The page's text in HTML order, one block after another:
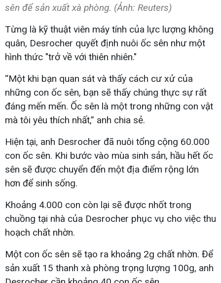
sên để sản xuất xà phòng. (Ảnh: Reuters)
Từng là kỹ thuật viên máy tính của lực lượng không
quân, Desrocher quyết định nuôi ốc sên như một
hình thức "trở về với thiên nhiên."
“Một khi bạn quan sát và thấy cách cư xử của
những con ốc sên, bạn sẽ thấy chúng thực sự rất
đáng mến mến. Ốc sên là một trong những con vật
mà tôi yêu thích nhất,” anh chia sẻ.
Hiện tại, anh Desrocher đã nuôi tổng cộng 60.000
con ốc sên. Khi bước vào mùa sinh sản, hầu hết ốc
sên sẽ được chuyển đến một địa điểm rộng lớn
hơn để sinh sống.
Khoảng 4.000 con còn lại sẽ được nhốt trong
chuồng tại nhà của Desrocher phục vụ cho việc thu
hoạch chất nhờn.
Một con ốc sên sẽ tạo ra khoảng 2g chất nhờn. Để
sản xuất 15 thanh xà phòng trọng lượng 100g, anh